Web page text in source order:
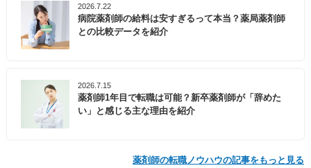
2026.7.22
病院薬剤師の給料は安すぎるって本当？薬局薬剤師
との比較データを紹介
2026.7.15
薬剤師1年目で転職は可能？新卒薬剤師が「辞めた
い」と感じる主な理由を紹介
薬剤師の転職ノウハウの記事をもっと見る